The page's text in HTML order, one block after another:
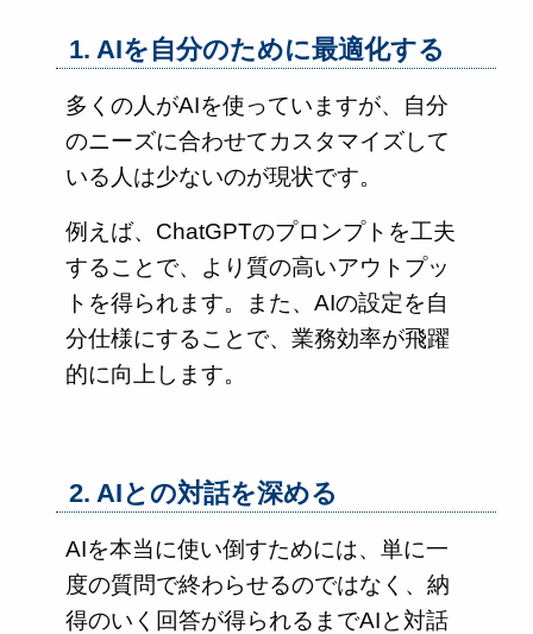
1. AIを自分のために最適化する
多くの人がAIを使っていますが、自分
のニーズに合わせてカスタマイズして
いる人は少ないのが現状です。
例えば、ChatGPTのプロンプトを工夫
することで、より質の高いアウトプッ
トを得られます。また、AIの設定を自
分仕様にすることで、業務効率が飛躍
的に向上します。
2. AIとの対話を深める
AIを本当に使い倒すためには、単に一
度の質問で終わらせるのではなく、納
得のいく回答が得られるまでAIと対話